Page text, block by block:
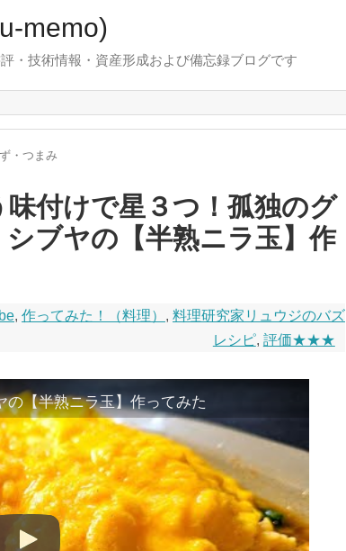
memo)
・技術情報・資産形成および備忘録ブログです
・つまみ
付けで星３つ！孤独のグ
ブヤの【半熟ニラ玉】作
, 作ってみた！（料理） , 料理研究家リュウジのバズ
レシピ, 評価★★★
【半熟ニラ玉】作ってみた